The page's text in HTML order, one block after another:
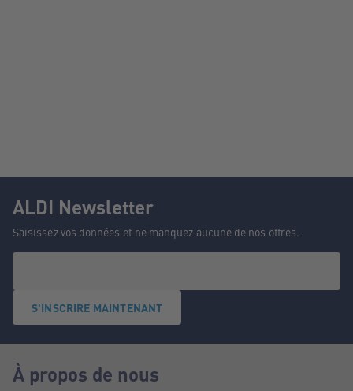
ALDI Newsletter
Saisissez vos données et ne manquez aucune de nos offres.
S'INSCRIRE MAINTENANT
À propos de nous